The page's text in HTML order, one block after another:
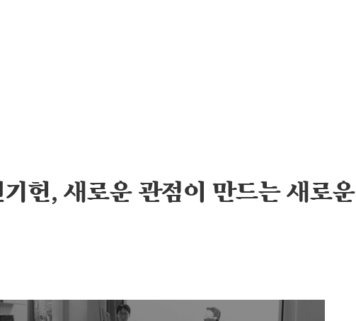
헌, 새로운 관점이 만드는 새로운